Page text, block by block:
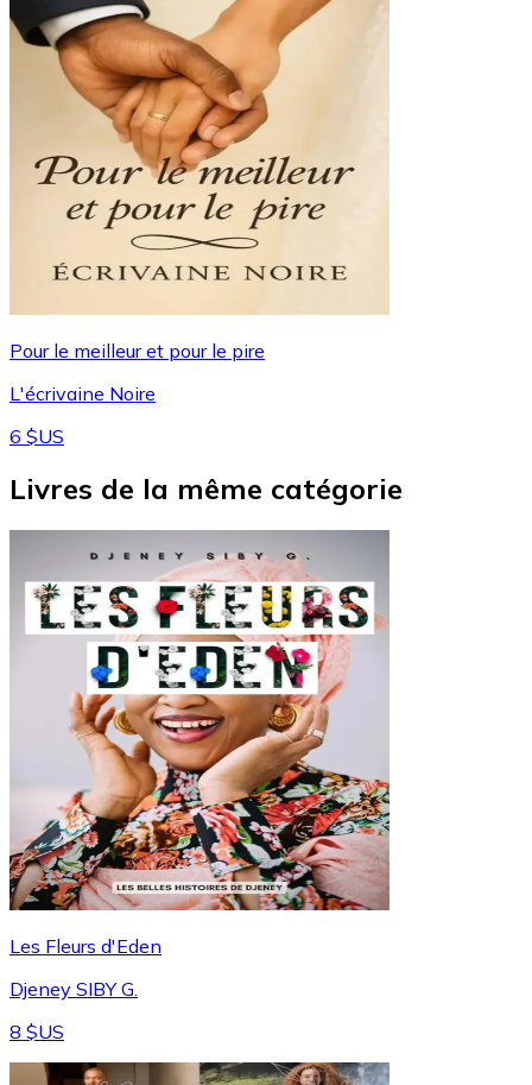
Pour le meilleur et pour le pire
L'écrivaine Noire
6 $US
Livres de la même catégorie
Les Fleurs d'Eden
Djeney SIBY G.
8 $US